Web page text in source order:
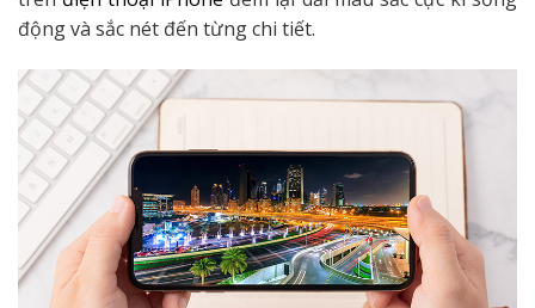
động và sắc nét đến từng chi tiết.